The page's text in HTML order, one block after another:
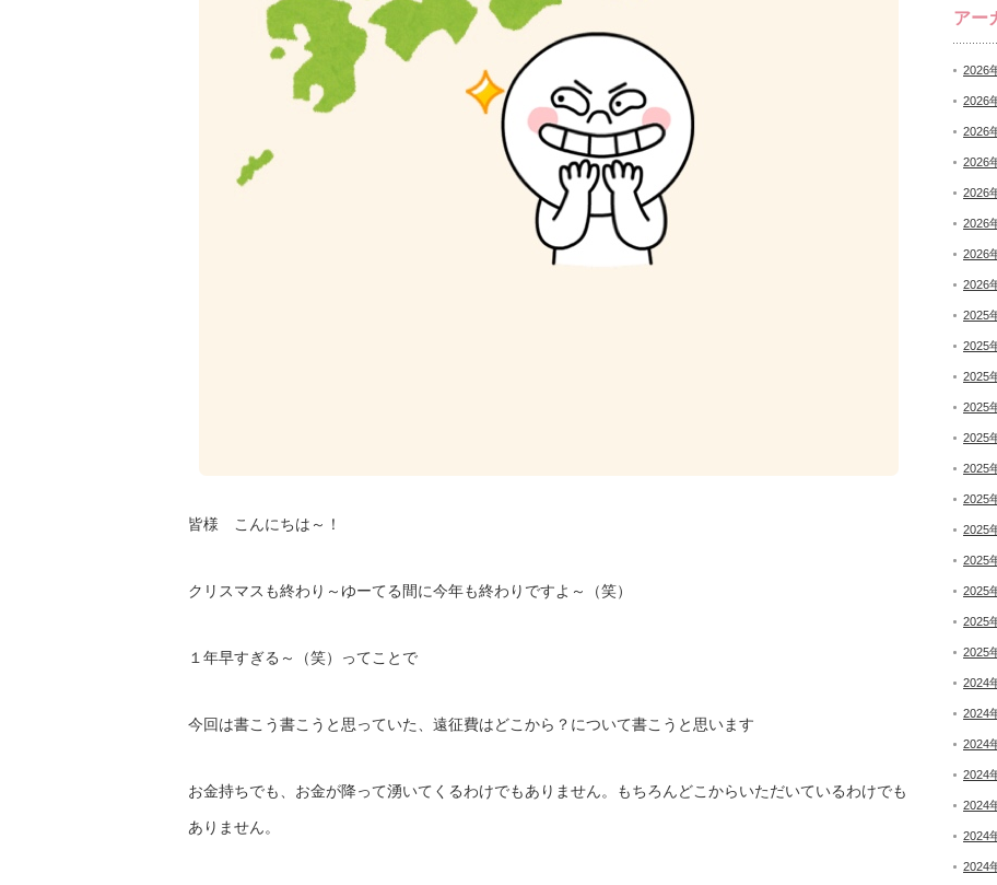
皆様 こんにちは～！
クリスマスも終わり～ゆーてる間に今年も終わりですよ～（笑）
１年早すぎる～（笑）ってことで
今回は書こう書こうと思っていた、遠征費はどこから？について書こうと思います
お金持ちでも、お金が降って湧いてくるわけでもありません。もちろんどこからいただいているわけでも
ありません。
アー
2026
2026
2026
2026
2026
2026
2026
2026
2025
2025
2025
2025
2025
2025
2025
2025
2025
2025
2025
2025
2024
2024
2024
2024
2024
2024
2024